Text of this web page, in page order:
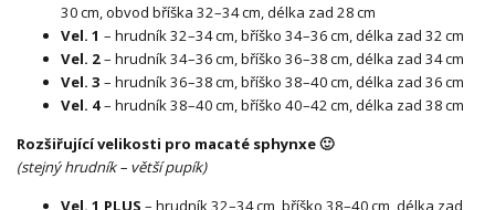
30 cm, obvod bříška 32–34 cm, délka zad 28 cm
Vel. 1 – hrudník 32–34 cm, bříško 34–36 cm, délka zad 32 cm
Vel. 2– hrudník 34–36 cm, bříško 36–38 cm, délka zad 34 cm
Vel. 3 – hrudník 36–38 cm, bříško 38–40 cm, délka zad 36 cm
Vel. 4– hrudník 38–40 cm, bříško 40–42 cm, délka zad 38 cm
Rozšiřující velikosti pro macaté sphynxe 🙂
(stejný hrudník – větší pupík)
Vel. 1 PLUS – hrudník 32–34 cm, bříško 38–40 cm, délka zad